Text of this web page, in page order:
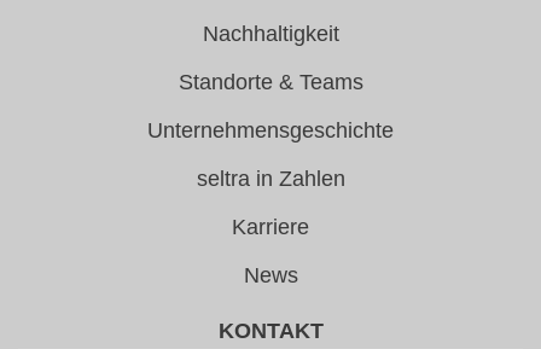
Nachhaltigkeit
Standorte & Teams
Unternehmensgeschichte
seltra in Zahlen
Karriere
News
KONTAKT